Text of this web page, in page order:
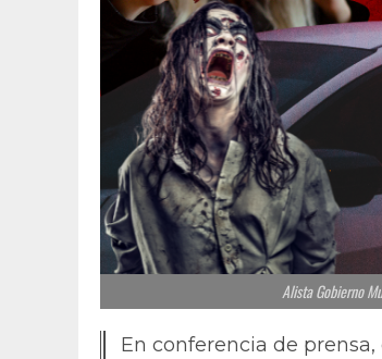
Alista Gobierno
En conferencia de